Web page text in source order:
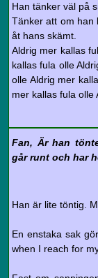
Han tänker väl på
Tänker att om han
åt hans skämt.
Aldrig mer kallas
kallas fula olle
olle Aldrig mer
mer kallas fula olle
Fan, Är han
går runt och har
Han är lite töntig.
En enstaka sak
when I reach for